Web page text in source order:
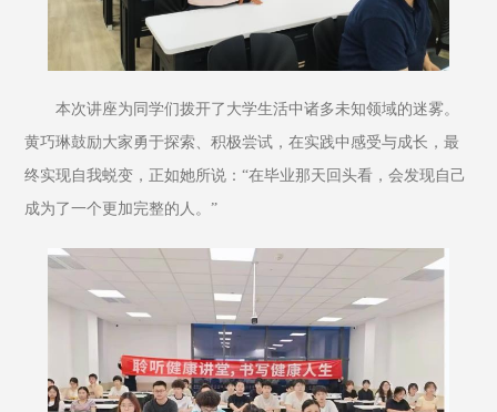
本次讲座为同学们拨开了大学生活中诸多未知领域的迷雾。
黄巧琳鼓励大家勇于探索、积极尝试，在实践中感受与成长，最
终实现自我蜕变，正如她所说：“在毕业那天回头看，会发现自己
成为了一个更加完整的人。”